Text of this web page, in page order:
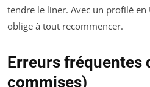
tendre le liner. Avec un profilé
oblige à tout recommencer.
Erreurs fréquentes
commises)